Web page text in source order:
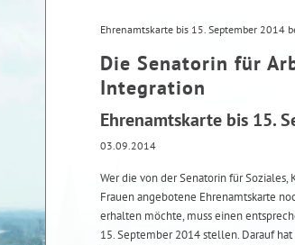
Ehrenamtskarte bis 15. September 2014
Die Senatorin für
Integration
Ehrenamtskarte bis 15.
03.09.2014
Wer die von der Senatorin für Soziales,
Frauen angebotene Ehrenamtskarte
erhalten möchte, muss einen
15. September 2014 stellen. Darauf